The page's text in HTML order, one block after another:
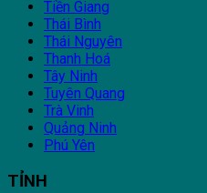
Tiền Giang
Thái Bình
Thái Nguyên
Thanh Hoá
Tây Ninh
Tuyên Quang
Trà Vinh
Quảng Ninh
Phú Yên
TỈNH